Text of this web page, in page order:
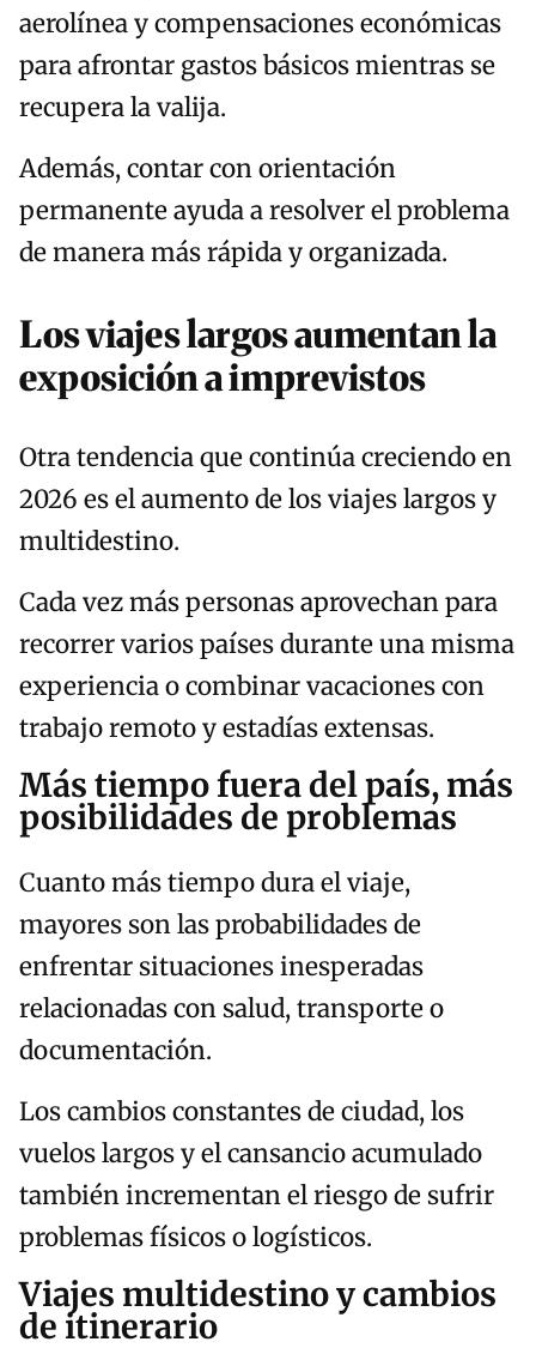
aerolínea y compensaciones económicas
para afrontar gastos básicos mientras se
recupera la valija.
Además, contar con orientación
permanente ayuda a resolver el problema
de manera más rápida y organizada.
Los viajes largos aumentan la
exposición a imprevistos
Otra tendencia que continúa creciendo en
2026 es el aumento de los viajes largos y
multidestino.
Cada vez más personas aprovechan para
recorrer varios países durante una misma
experiencia o combinar vacaciones con
trabajo remoto y estadías extensas.
Más tiempo fuera del país, más
posibilidades de problemas
Cuanto más tiempo dura el viaje,
mayores son las probabilidades de
enfrentar situaciones inesperadas
relacionadas con salud, transporte o
documentación.
Los cambios constantes de ciudad, los
vuelos largos y el cansancio acumulado
también incrementan el riesgo de sufrir
problemas físicos o logísticos.
Viajes multidestino y cambios
de itinerario